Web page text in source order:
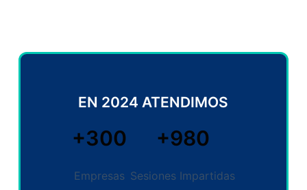
EN 2024 ATENDIMOS
+300
Empresas
+980
Sesiones Impartidas